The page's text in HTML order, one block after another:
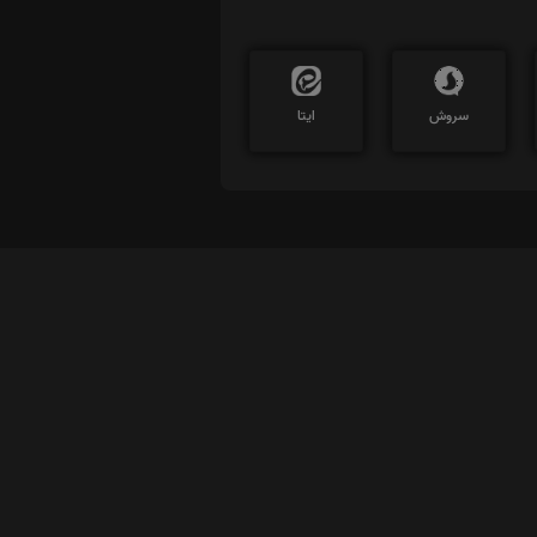
سروش ایتا